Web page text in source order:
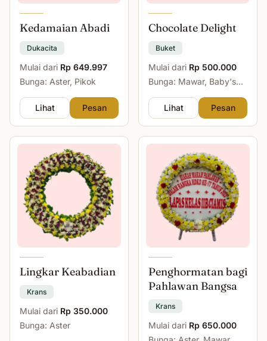
Kedamaian Abadi
Dukacita
Mulai dari Rp 649.997
Bunga: Aster, Pikok
Lihat Pesan
Chocolate Delight
Buket
Mulai dari Rp 500.000
Bunga: Mawar, Baby's
Lihat
Pesan
Lingkar Keabadian
Krans
Mulai dari Rp 350.000
Bunga: Aster
Penghormatan bagi
Pahlawan Bangsa
Krans
Mulai dari Rp 650.000